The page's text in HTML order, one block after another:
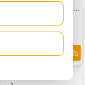
Maison 4/6 pers., piscine privative chauffée, centre Vallon
de bains